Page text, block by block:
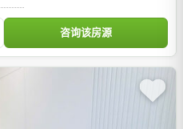
咨询该房源